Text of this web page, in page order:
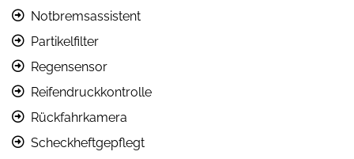
Notbremsassistent
Partikelfilter
Regensensor
Reifendruckkontrolle
Rückfahrkamera
Scheckheftgepflegt